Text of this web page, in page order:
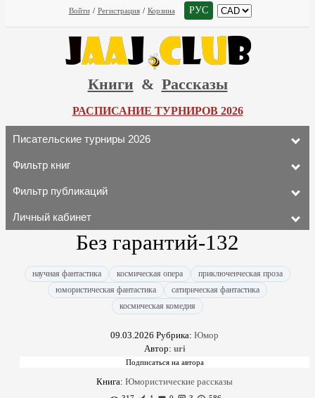
Войти / Регистрация / Корзина РУС
Книги & Рассказы
РАСПИСАНИЕ ТУРНИРОВ 2026
Писательские турниры 2026
Фильтр книг
Фильтр публикаций
Личный кабинет
Без гарантий-132
научная фантастика космическая опера
приключенческая проза
юмористическая фантастика
сатирическая фантастика
космическая комедия
09.03.2026 Рубрика: Юмор
Автор: uri
Книга: Юмористические рассказы